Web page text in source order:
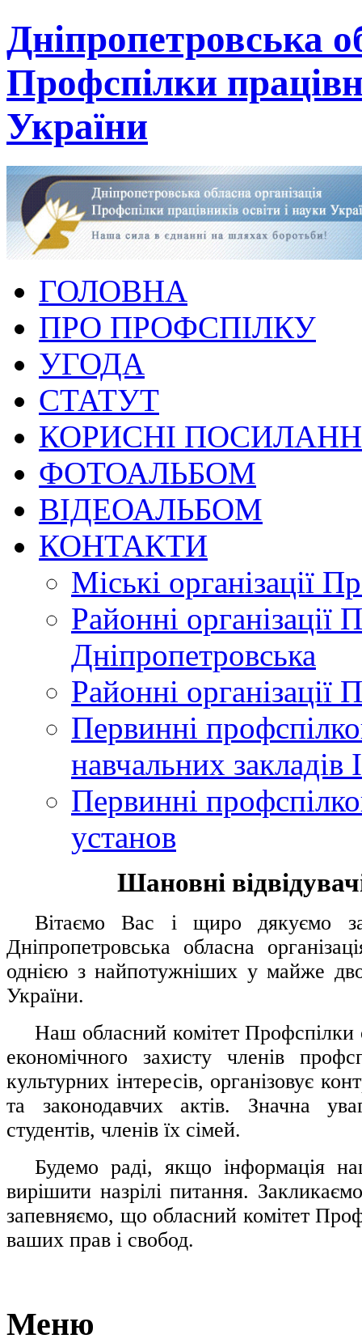
Дніпропетровська
Профспілки
України
ГОЛОВНА
ПРО ПРОФСПІЛКУ
УГОДА
СТАТУТ
КОРИСНІ
ФОТОАЛЬБОМ
ВІДЕОАЛЬБОМ
КОНТАКТИ
Міські організації
Районні організації
Дніпропетровська
Районні організації
Первинні
навчальних закладів
Первинні
установ
Шановні
Вітаємо Вас і щиро дякуємо за
Дніпропетровська обласна
однією з найпотужніших у майже
України.
Наш обласний комітет Профспілки
економічного захисту членів
культурних інтересів, організовує
та законодавчих актів. Значна
студентів, членів їх сімей.
Будемо раді, якщо інформація
вирішити назрілі питання.
запевняємо, що обласний комітет
ваших прав і свобод.
Меню